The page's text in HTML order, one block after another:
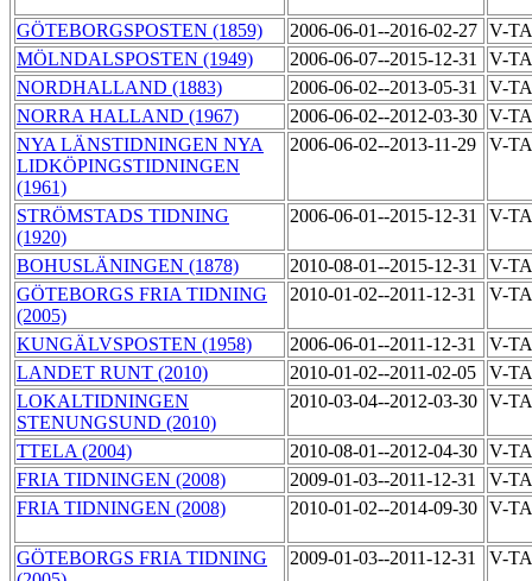
GÖTEBORGSPOSTEN (1859) 2006-06-01--2016-02-27 V-
MÖLNDALSPOSTEN (1949)
2006-06-07--2015-12-31
V-
NORDHALLAND (1883)
2006-06-02--2013-05-31
V-
NORRA HALLAND (1967)
2006-06-02--2012-03-30 V-
NYA LÄNSTIDNINGEN NYA
LIDKÖPINGSTIDNINGEN
(1961)
2006-06-02--2013-11-29 V-
STRÖMSTADS TIDNING
(1920)
2006-06-01--2015-12-31 V-
BOHUSLÄNINGEN (1878) 2010-08-01--2015-12-31
V-
GÖTEBORGS FRIA TIDNING
(2005)
2010-01-02--2011-12-31 V-
KUNGÄLVSPOSTEN (1958) 2006-06-01--2011-12-31
V-
LANDET RUNT (2010)
2010-01-02--2011-02-05
V-
LOKALTIDNINGEN
STENUNGSUND (2010)
2010-03-04--2012-03-30 V-
TTELA (2004) 2010-08-01--2012-04-30 V-
FRIA TIDNINGEN (2008)
2009-01-03--2011-12-31
V-
FRIA TIDNINGEN (2008)
2010-01-02--2014-09-30 V-
GÖTEBORGS FRIA TIDNING
2009-01-03--2011-12-31 V-